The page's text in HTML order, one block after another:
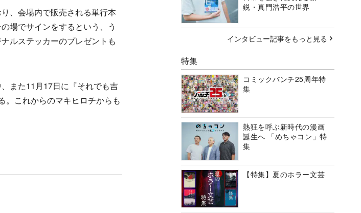
、会場内で販売される単行本
場でサインをするという、う
ルステッカーのプレゼントも
また11月17日に『それでも吉
。これからのマキヒロチからも
鋭・真門浩平の世界
インタビュー記事をもっと見る
特集
コミックバンチ25周年特
集
熱狂を呼ぶ新時代の漫画
誕生へ 「めちゃコン」特
集
【特集】夏のホラー文芸